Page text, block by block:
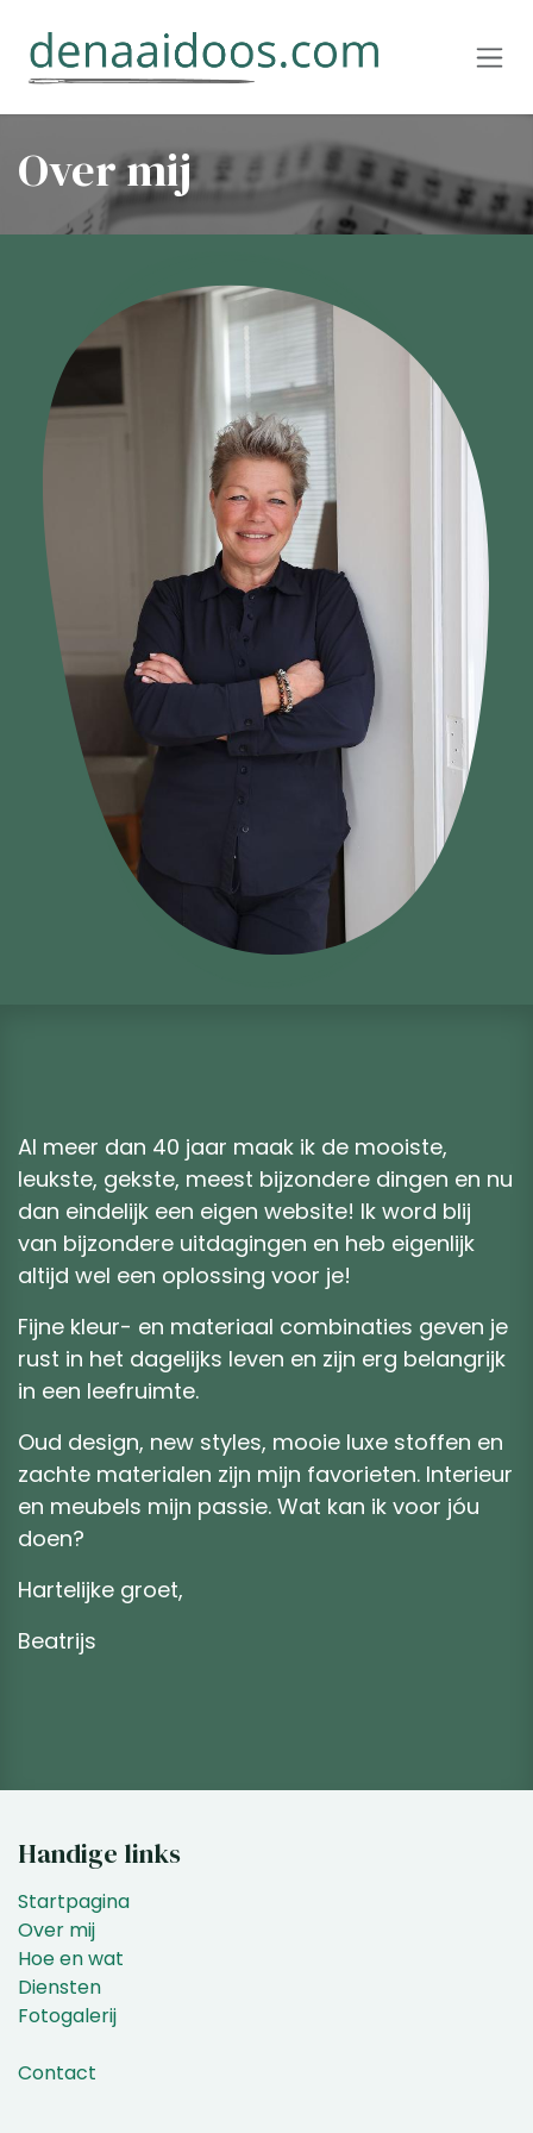
Over mij
Al meer dan 40 jaar maak ik de mooiste,
leukste, gekste, meest bijzondere dingen en nu
dan eindelijk een eigen website! Ik word blij
van bijzondere uitdagingen en heb eigenlijk
altijd wel een oplossing voor je!
Fijne kleur- en materiaal combinaties geven je
rust in het dagelijks leven en zijn erg belangrijk
in een leefruimte.
Oud design, new styles, mooie luxe stoffen en
zachte materialen zijn mijn favorieten. Interieur
en meubels mijn passie. Wat kan ik voor jóu
doen?
Hartelijke groet,
Beatrijs
Handige links
Startpagina
Over mij
Hoe en wat
Diensten
Fotogalerij
Contact